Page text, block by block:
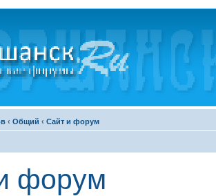
‹ Общий ‹ Сайт и форум
форум